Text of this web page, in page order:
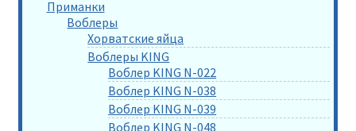
Приманки
Воблеры
Хорватские яйца
Воблеры KING
Воблер KING N-022
Воблер KING N-038
Воблер KING N-039
Воблер KING N-048